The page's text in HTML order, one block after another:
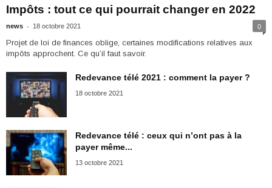
Impôts : tout ce qui pourrait changer en 2022
news - 18 octobre 2021 0
Projet de loi de finances oblige, certaines modifications relatives aux
impôts approchent. Ce qu’il faut savoir.
Redevance télé 2021 : comment la payer ?
18 octobre 2021
Redevance télé : ceux qui n’ont pas à la
payer même...
13 octobre 2021